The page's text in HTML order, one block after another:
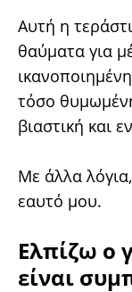
Αυτή η
θαύματα για
τόσο
βιαστική και
Με άλλα
εαυτό μου.
Ελπίζω ο
είναι